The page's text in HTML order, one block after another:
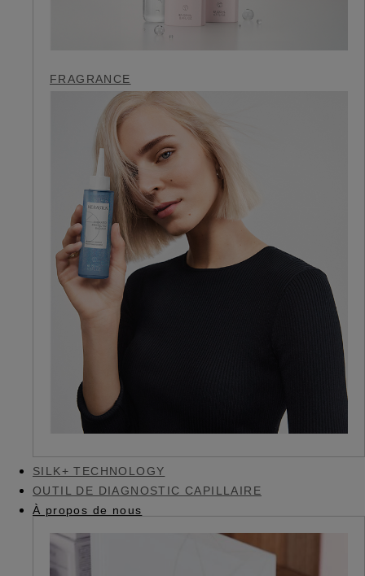
FRAGRANCE
SILK+ TECHNOLOGY
OUTIL DE DIAGNOSTIC CAPILLAIRE
À propos de nous